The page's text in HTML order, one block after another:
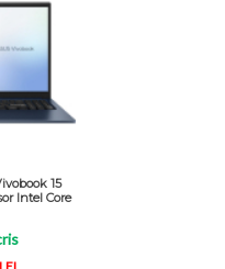
15
Intel Core